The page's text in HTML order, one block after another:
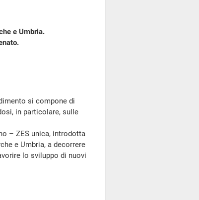
e Umbria.
si compone di
in particolare, sulle
– ZES unica, introdotta
e Umbria, a decorrere
lo sviluppo di nuovi